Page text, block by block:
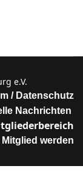
e.V.
/ Datenschutz
Nachrichten
Mitglied werden